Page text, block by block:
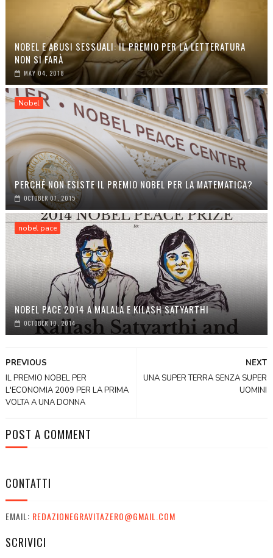
NOBEL E ABUSI SESSUALI: IL PREMIO PER LA LETTERATURA
NON SI FARÀ
MAY 04, 2018
Nobel
PERCHÉ NON ESISTE IL PREMIO NOBEL PER LA MATEMATICA?
OCTOBER 07, 2015
nobel pace
NOBEL PACE 2014 A MALALA E KILASH SATYARTHI
OCTOBER 10, 2014
NEXT
UNA SUPER TERRA SENZA SUPER
UOMINI
PREVIOUS
IL PREMIO NOBEL PER
L'ECONOMIA 2009 PER LA PRIMA
VOLTA A UNA DONNA
POST A COMMENT
CONTATTI
EMAIL: REDAZIONEGRAVITAZERO@GMAIL.COM
SCRIVICI